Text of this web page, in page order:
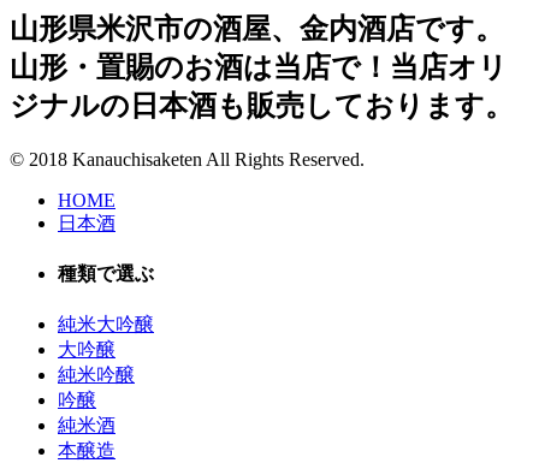
山形県米沢市の酒屋、金内酒店です。
山形・置賜のお酒は当店で！当店オリ
ジナルの日本酒も販売しております。
© 2018 Kanauchisaketen All Rights Reserved.
HOME
日本酒
種類で選ぶ
純米大吟醸
大吟醸
純米吟醸
吟醸
純米酒
本醸造